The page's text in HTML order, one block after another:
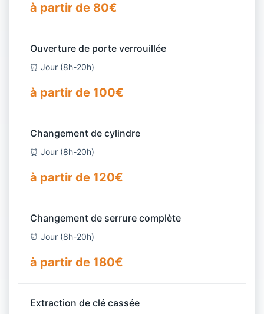
à partir de 80€
Ouverture de porte verrouillée
⏰ Jour (8h-20h)
à partir de 100€
Changement de cylindre
⏰ Jour (8h-20h)
à partir de 120€
Changement de serrure complète
⏰ Jour (8h-20h)
à partir de 180€
Extraction de clé cassée